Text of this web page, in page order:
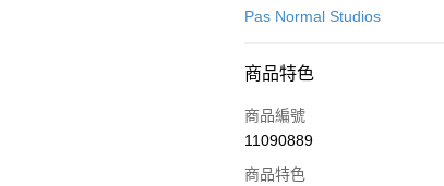
信用卡一次付款
Apple Pay
Google Pay
Pas Normal Studios
商品特色
商品編號
11090889
商品特色